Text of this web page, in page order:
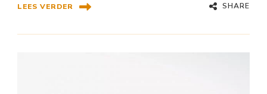
LEES VERDER SHARE